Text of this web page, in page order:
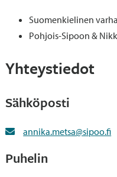
Suomenkielinen
Pohjois-Sipoon &
Yhteystiedot
Sähköposti
annika.metsa@sipoo.fi
Puhelin